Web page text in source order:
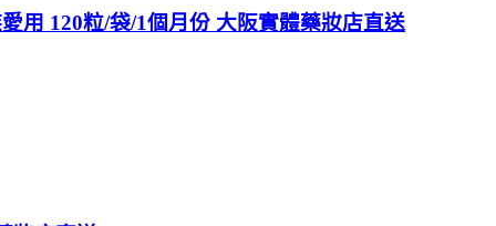
用 120粒/袋/1個月份 大阪實體藥妝店直送